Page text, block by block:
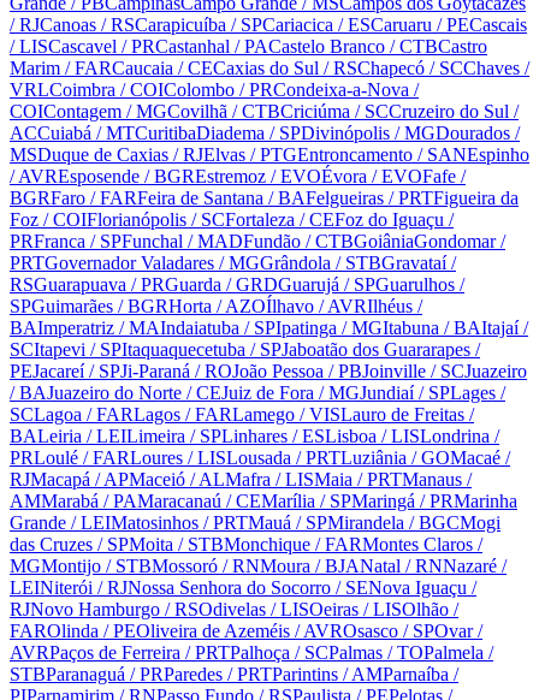
/ RJCanoas / RSCarapicuíba / SPCariacica / ESCaruaru / PECascais
/ LISCascavel / PRCastanhal / PACastelo Branco / CTBCastro
Marim / FARCaucaia / CECaxias do Sul / RSChapecó / SCChaves /
VRLCoimbra / COIColombo / PRCondeixa-a-Nova /
COIContagem / MGCovilhã / CTBCriciúma / SCCruzeiro do Sul /
ACCuiabá / MTCuritibaDiadema / SPDivinópolis / MGDourados /
MSDuque de Caxias / RJElvas / PTGEntroncamento / SANEspinho
/ AVREsposende / BGREstremoz / EVOÉvora / EVOFafe /
BGRFaro / FARFeira de Santana / BAFelgueiras / PRTFigueira da
Foz / COIFlorianópolis / SCFortaleza / CEFoz do Iguaçu /
PRFranca / SPFunchal / MADFundão / CTBGoiâniaGondomar/
PRTGovernador Valadares / MGGrândola / STBGravataí/
RSGuarapuava / PRGuarda / GRDGuarujá / SPGuarulhos /
SPGuimarães / BGRHorta / AZOÍlhavo / AVRIlhéus /
BAImperatriz / MAIndaiatuba / SPIpatinga / MGItabuna / BAItajaí/
SCItapevi / SPItaquaquecetuba / SPJaboatão dos Guararapes /
PEJacareí/ SPJi-Paraná / ROJoão Pessoa / PBJoinville / SCJuazeiro
/ BAJuazeiro do Norte / CEJuiz de Fora / MGJundiaí/ SPLages /
SCLagoa / FARLagos / FARLamego / VISLauro de Freitas /
BALeiria / LEILimeira / SPLinhares / ESLisboa / LISLondrina /
PRLoulé / FARLoures / LISLousada / PRTLuziânia / GOMacaé /
RJMacapá / APMaceió / ALMafra / LISMaia / PRTManaus /
AMMarabá / PAMaracanaú / CEMarília / SPMaringá / PRMarinha
Grande / LEIMatosinhos / PRTMauá / SPMirandela / BGCMogi
das Cruzes / SPMoita / STBMonchique / FARMontes Claros /
MGMontijo / STBMossoró / RNMoura / BJANatal / RNNazaré /
LEINiterói / RJNossa Senhora do Socorro / SENova Iguaçu /
RJNovo Hamburgo / RSOdivelas / LISOeiras / LISOlhão /
FAROlinda / PEOliveira de Azeméis / AVROsasco / SPOvar/
AVRPaços de Ferreira / PRTPalhoça / SCPalmas / TOPalmela /
STBParanaguá / PRParedes / PRTParintins / AMParnaíba /